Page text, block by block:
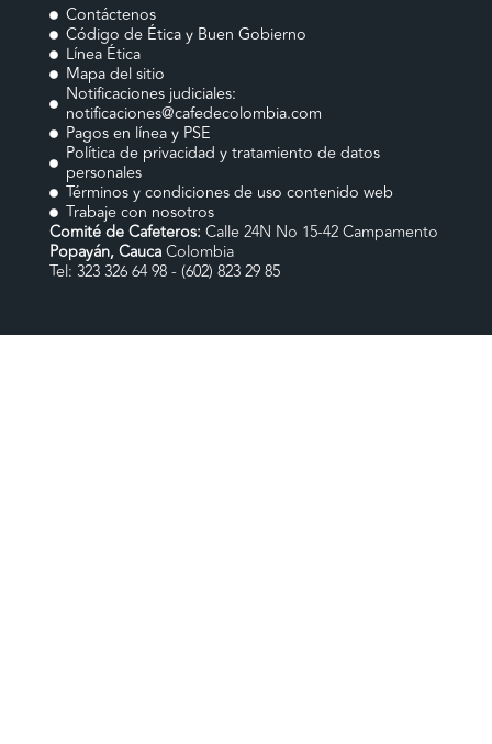
Contáctenos
Código de Ética y Buen Gobierno
Línea Ética
Mapa del sitio
Notificaciones judiciales:
notificaciones@cafedecolombia.com
Pagos en línea y PSE
Política de privacidad y tratamiento de datos
personales
Términos y condiciones de uso contenido web
Trabaje con nosotros
Comité de Cafeteros: Calle 24N No 15-42 Campamento
Popayán, CaucaColombia
Tel: 323 326 64 98 - (602) 823 29 85